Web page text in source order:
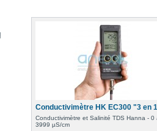
Conductivimètre HK EC300 "3 en
Conductivimètre et Salinité TDS Hanna - 0
3999 µS/cm